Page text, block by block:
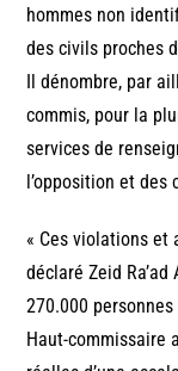
hommes non
des civils proches
Il dénombre, par
commis, pour la
services de
l’opposition et des
« Ces violations et
déclaré Zeid
270.000
Haut-commissaire